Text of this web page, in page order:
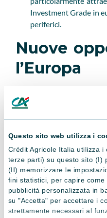
Questo sito web utilizza i
Crédit Agricole Italia utilizza
terze parti) su questo sito (I)
(II) memorizzare le
fini statistici, per capire
pubblicità personalizzata in
su "Accetta" per accettare i
strettamente necessari al
Investment Grade in
periferici.
Nuove
l’Europa
aree di opportunità nel
l’ecosistema
Questo processo
concrete non solo nel
nell’azionario, in
media capitalizzazione più
emeno vulnerabili alle